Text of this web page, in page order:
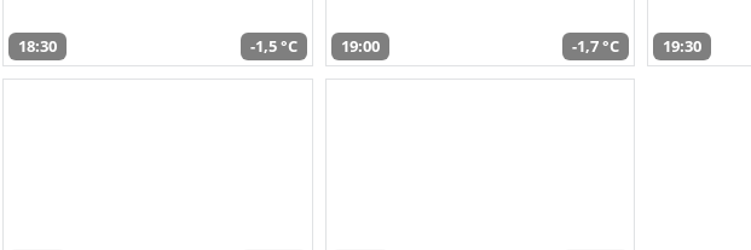
18:30 -1,5 °C 19:00 -1,7 °C 19:30